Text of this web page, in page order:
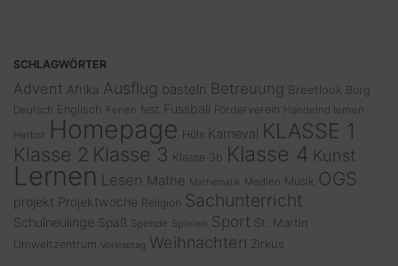
SCHLAGWÖRTER
Advent Afrika Ausflug basteln Betreuung Breetlook Burg
Deutsch Englisch Ferien fest Fussball Förderverein
Handelnd lernen
Herbst Homepage Hüls Karneval KLASSE 1
Klasse 2 Klasse 3 Klasse 3b Klasse 4 Kunst
Lernen Lesen Mathe Mathematik Medien Musik OGS
projekt Projektwoche Religion Sachunterricht
Schulneulinge Spaß Spende Spielen Sport St. Martin
Umweltzentrum Vorlesetag Weihnachten Zirkus